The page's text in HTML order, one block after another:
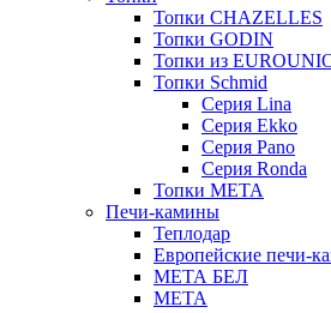
Топки CHAZELLES
Топки GODIN
Топки из
Топки Schmid
Серия Lina
Серия Ekko
Серия Pano
Серия Ronda
Топки МЕТА
Печи-камины
Теплодар
Европейские печи-
МЕТА БЕЛ
МЕТА